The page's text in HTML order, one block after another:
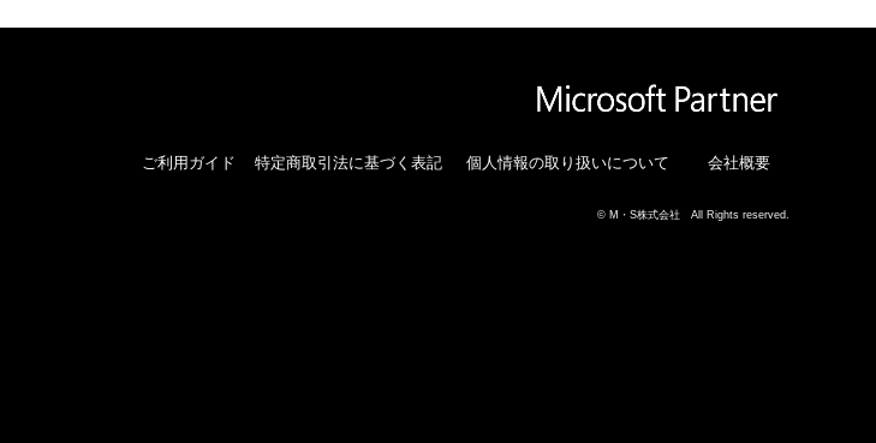
ご利用ガイド 特定商取引法に基づく表記 個人情報の取り扱いについて 会社概要
© M・S株式会社 All Rights reserved.